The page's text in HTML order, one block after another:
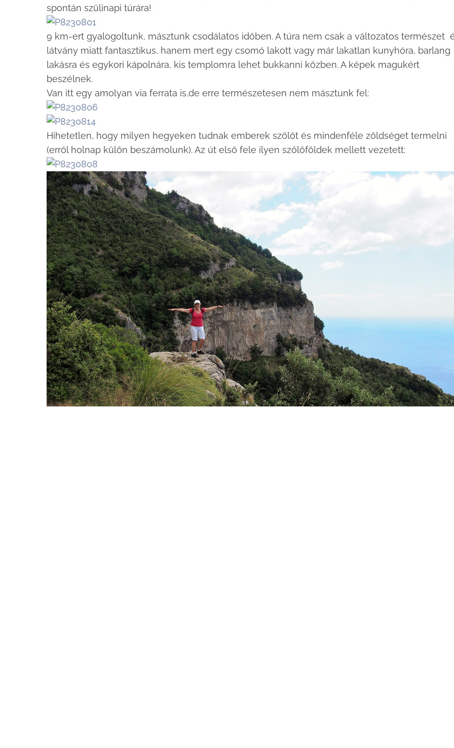
spontán szülinapi túrára!
9 km-ert gyalogoltunk, másztunk csodálatos időben. A túra nem csak a változatos természet
látvány miatt fantasztikus, hanem mert egy csomó lakott vagy már lakatlan kunyhóra, barlang
lakásra és egykori kápolnára, kis templomra lehet bukkanni közben. A képek magukért
beszélnek.
Van itt egy amolyan via ferrata is,de erre természetesen nem másztunk fel:
Hihetetlen, hogy milyen hegyeken tudnak emberek szőlőt és mindenféle zöldséget termelni
(erről holnap külön beszámolunk). Az út első fele ilyen szőlőföldek mellett vezetett: